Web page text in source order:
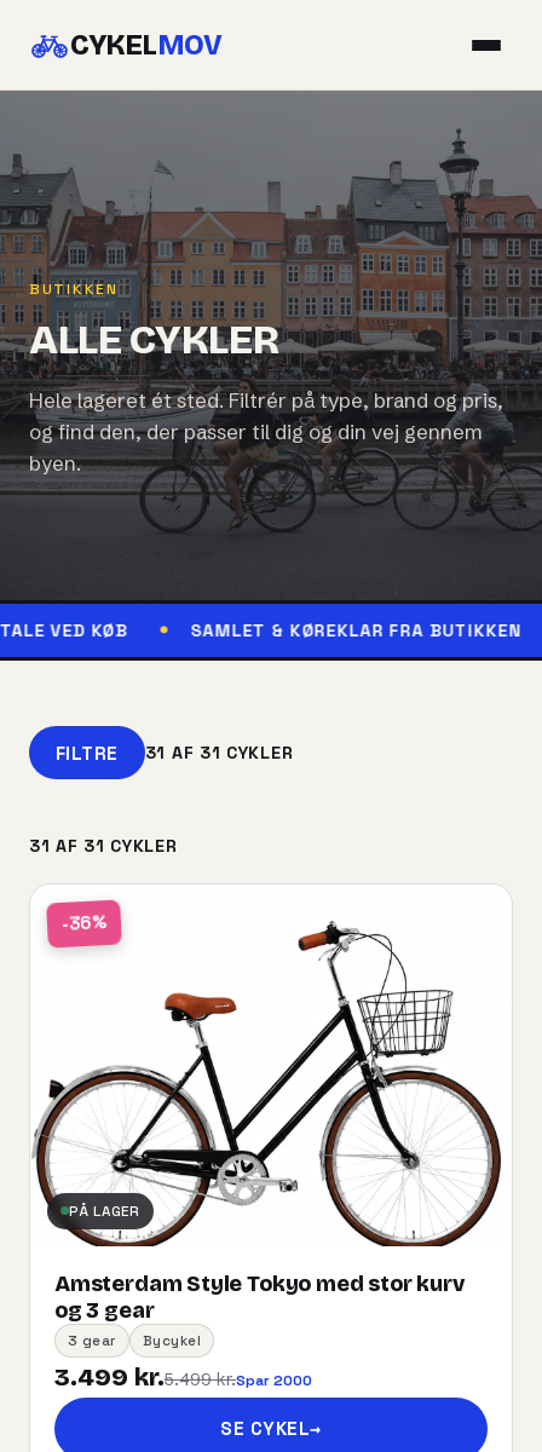
CYKELMOV
BUTIKKEN
ALLE CYKLER
Hele lageret ét sted. Filtrér på type, brand og pris,
og find den, der passer til dig og din vej gennem
byen.
SAMLET & KØREKLAR FRA BUTIKKEN
FILTRE 31 AF 31 CYKLER
31 AF 31 CYKLER
-36%
PÅ LAGER
Amsterdam Style Tokyo med stor kurv
og 3 gear
3 gear Bycykel
3.499 kr.5.499 kr.Spar 2000
SE CYKEL→